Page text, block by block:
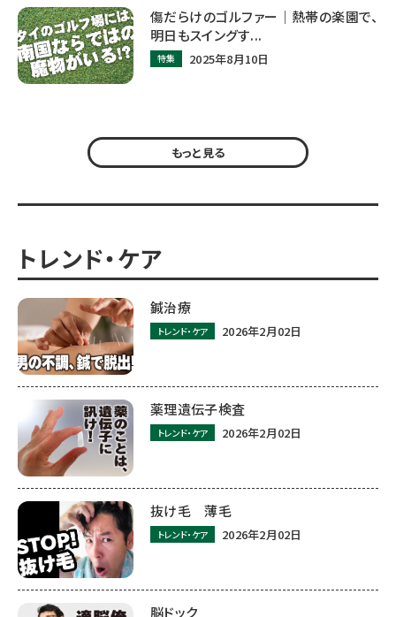
傷だらけのゴルファー｜熱帯の楽園で、
明日もスイングす...
特集 2025年8月10日
もっと見る
トレンド・ケア
鍼治療
トレンド・ケア 2026年2月02日
薬理遺伝子検査
トレンド・ケア 2026年2月02日
抜け毛 薄毛
トレンド・ケア 2026年2月02日
脳ドック